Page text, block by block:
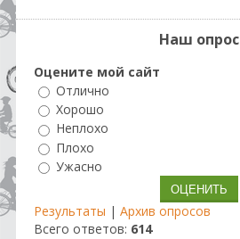
Наш опрос
Оцените мой сайт
Отлично
Хорошо
Неплохо
Плохо
Ужасно
Результаты | Архив опросов
Всего ответов: 614